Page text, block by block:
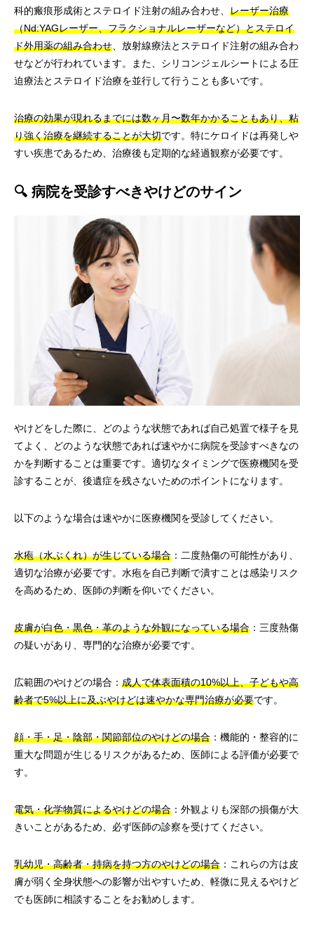
科的瘢痕形成術とステロイド注射の組み合わせ、 レーザー治療
（Nd:YAGレーザー、フラクショナルレーザーなど）とステロイ
ド外用薬の組み合わせ 、放射線療法とステロイド注射の組み合わ
せなどが行われています。また、シリコンジェルシートによる圧
迫療法とステロイド治療を並行して行うことも多いです。
治療の効果が現れるまでには数ヶ月〜数年かかることもあり、粘
り強く治療を継続することが大切です。特にケロイドは再発しや
すい疾患であるため、治療後も定期的な経過観察が必要です。
🔍 病院を受診すべきやけどのサイン
やけどをした際に、どのような状態であれば自己処置で様子を見
てよく、どのような状態であれば速やかに病院を受診すべきなの
かを判断することは重要です。適切なタイミングで医療機関を受
診することが、後遺症を残さないためのポイントになります。
以下のような場合は速やかに医療機関を受診してください。
水疱（水ぶくれ）が生じている場合 ：二度熱傷の可能性があり、
適切な治療が必要です。水疱を自己判断で潰すことは感染リスク
を高めるため、医師の判断を仰いでください。
皮膚が白色・黒色・革のような外観になっている場合 ：三度熱傷
の疑いがあり、専門的な治療が必要です。
広範囲のやけどの場合： 成人で体表面積の10%以上、子どもや高
齢者で5%以上に及ぶやけどは速やかな専門治療が必要です。
顔・手・足・陰部・関節部位のやけどの場合 ：機能的・整容的に
重大な問題が生じるリスクがあるため、医師による評価が必要で
す。
電気・化学物質によるやけどの場合 ：外観よりも深部の損傷が大
きいことがあるため、必ず医師の診察を受けてください。
乳幼児・高齢者・持病を持つ方のやけどの場合 ：これらの方は皮
膚が弱く全身状態への影響が出やすいため、軽微に見えるやけど
でも医師に相談することをお勧めします。